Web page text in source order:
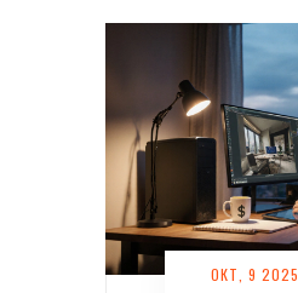
ОКТ, 9 2025